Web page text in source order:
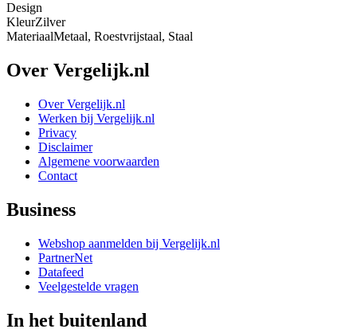
Design
KleurZilver
MateriaalMetaal, Roestvrijstaal, Staal
Over Vergelijk.nl
Over Vergelijk.nl
Werken bij Vergelijk.nl
Privacy
Disclaimer
Algemene voorwaarden
Contact
Business
Webshop aanmelden bij Vergelijk.nl
PartnerNet
Datafeed
Veelgestelde vragen
In het buitenland